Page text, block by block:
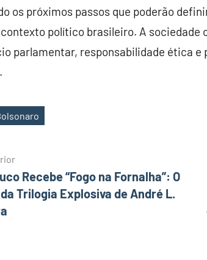
os próximos passos que poderão
político brasileiro. A
parlamentar, responsabilidade ética e
Recebe “Fogo na Fornalha”: O
Trilogia Explosiva de André L.